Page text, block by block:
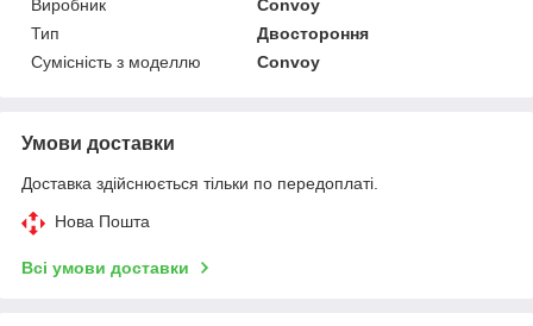
Виробник
Convoy
Тип
Двостороння
Сумісність з моделлю
Convoy
Умови доставки
Доставка здійснюється тільки по передоплаті.
Нова Пошта
Всі умови доставки